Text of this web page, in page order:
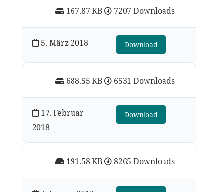
167.87 KB 7207 Downloads
5. März 2018 Download
688.55 KB 6531 Downloads
17. Februar
2018
Download
191.58 KB 8265 Downloads